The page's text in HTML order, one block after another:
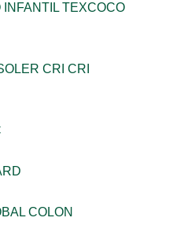
TEXCOCO
CRI CRI
COLON